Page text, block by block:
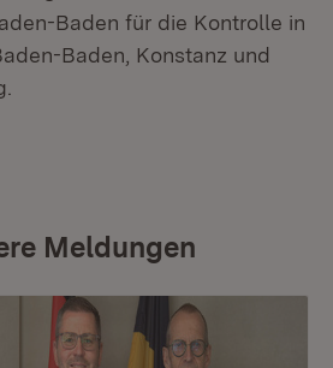
Baden für die Kontrolle in
Baden, Konstanz und
Meldungen